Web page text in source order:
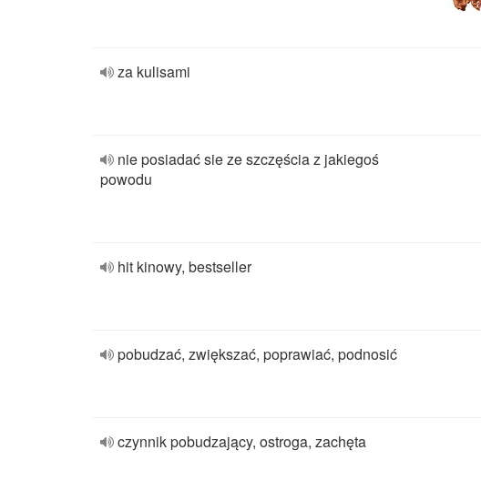
za kulisami
nie posiadać sie ze szczęścia z jakiegoś
powodu
hit kinowy, bestseller
pobudzać, zwiększać, poprawiać, podnosić
czynnik pobudzający, ostroga, zachęta